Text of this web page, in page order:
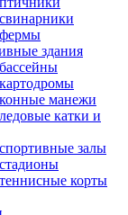
здания
манежи
катки и
залы
корты